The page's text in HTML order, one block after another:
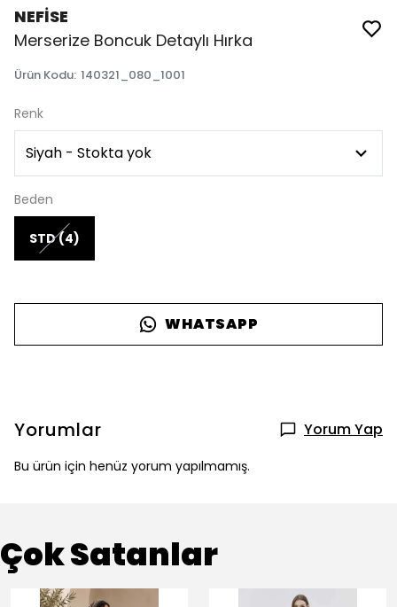
NEFİSE
Merserize Boncuk Detaylı Hırka
Ürün Kodu: 140321_080_1001
Renk
Beden
STD (4)
WHATSAPP
Yorumlar Yorum Yap
Bu ürün için henüz yorum yapılmamış.
Çok Satanlar